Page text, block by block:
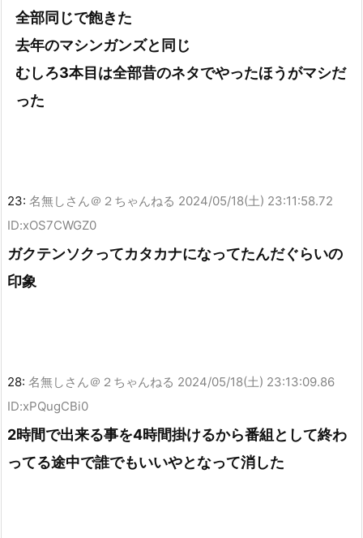
全部同じで飽きた
去年のマシンガンズと同じ
むしろ3本目は全部昔のネタでやったほうがマシだ
った
23: 名無しさん＠２ちゃんねる 2024/05/18(土) 23:11:58.72
ID:xOS7CWGZ0
ガクテンソクってカタカナになってたんだぐらいの
印象
28: 名無しさん＠２ちゃんねる 2024/05/18(土) 23:13:09.86
ID:xPQugCBi0
2時間で出来る事を4時間掛けるから番組として終わ
ってる途中で誰でもいいやとなって消した